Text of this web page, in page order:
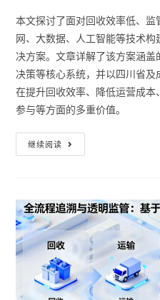
本文探讨了面对回收效率低、
网、大数据、人工智能等技术
决方案。文章详解了该方案涵
决策等核心系统，并以四川省
在提升回收效率、降低运营成本
参与等方面的多重价值。
继续阅读